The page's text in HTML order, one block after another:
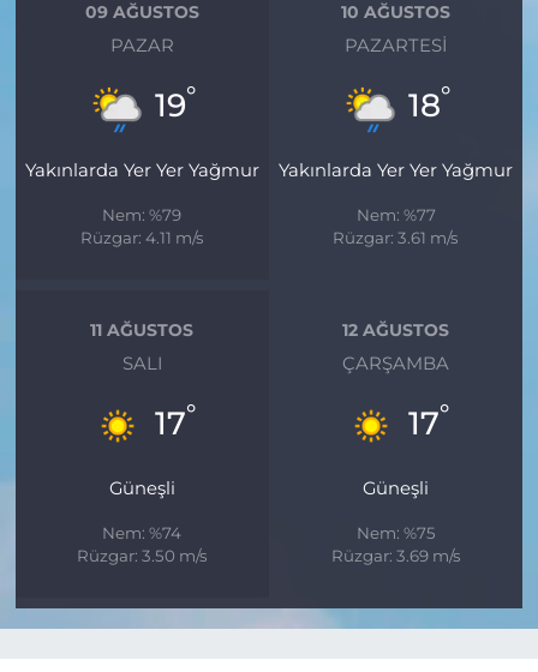
09 AĞUSTOS
PAZAR
19°
Yakınlarda Yer Yer Yağmur
Nem: %79
Rüzgar: 4.11 m/s
10 AĞUSTOS
PAZARTESI
18°
Yakınlarda Yer Yer Yağmur
Nem: %77
Rüzgar: 3.61 m/s
11 AĞUSTOS
SALI
17°
Güneşli
Nem: %74
Rüzgar: 3.50 m/s
12 AĞUSTOS
ÇARŞAMBA
17°
Güneşli
Nem: %75
Rüzgar: 3.69 m/s